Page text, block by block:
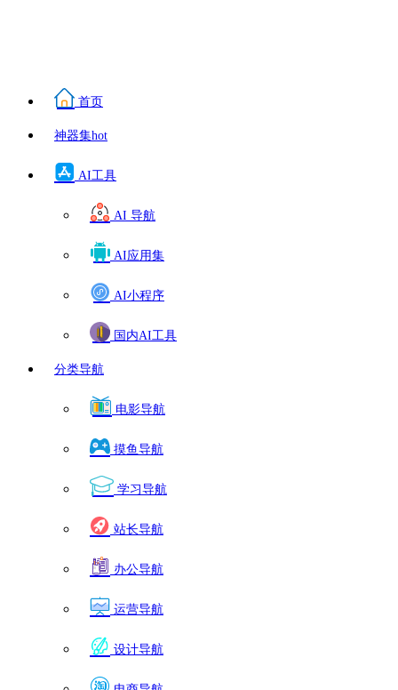
首页
神器集hot
AI工具
AI 导航
AI应用集
AI小程序
国内AI工具
分类导航
电影导航
摸鱼导航
学习导航
站长导航
办公导航
运营导航
设计导航